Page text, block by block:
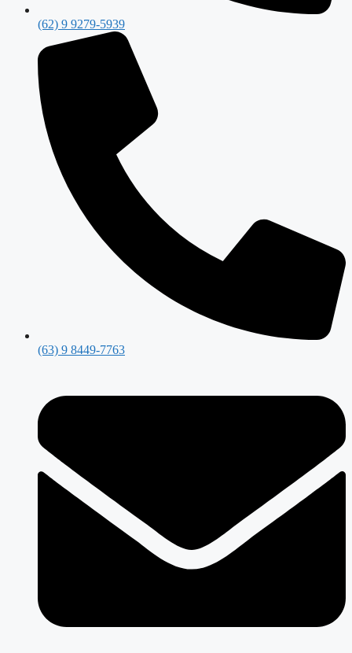
(62) 9 9279-5939
(63) 9 8449-7763